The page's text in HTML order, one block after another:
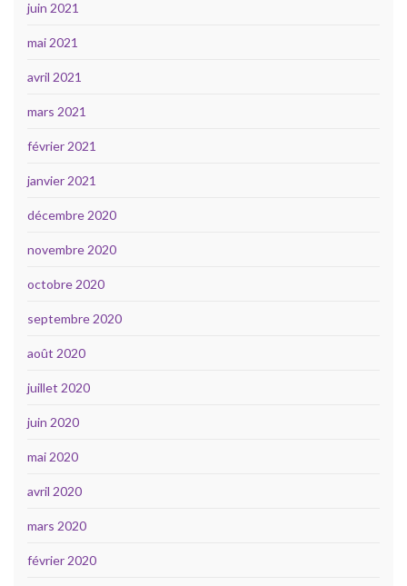
juin 2021
mai 2021
avril 2021
mars 2021
février 2021
janvier 2021
décembre 2020
novembre 2020
octobre 2020
septembre 2020
août 2020
juillet 2020
juin 2020
mai 2020
avril 2020
mars 2020
février 2020